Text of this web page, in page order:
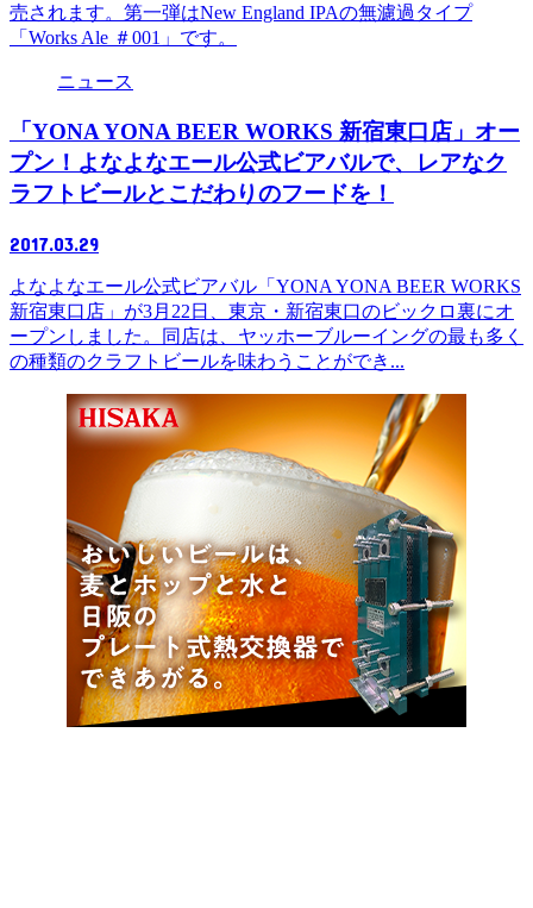
売されます。第一弾はNew England IPAの無濾過タイプ
「Works Ale ＃001」です。
ニュース
「YONA YONA BEER WORKS 新宿東口店」オー
プン！よなよなエール公式ビアバルで、レアなク
ラフトビールとこだわりのフードを！
2017.03.29
よなよなエール公式ビアバル「YONA YONA BEER WORKS
新宿東口店」が3月22日、東京・新宿東口のビックロ裏にオ
ープンしました。同店は、ヤッホーブルーイングの最も多く
の種類のクラフトビールを味わうことができ...